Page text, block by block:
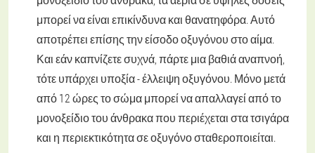
μπορεί να είναι επικίνδυνα και θανατηφόρα. Αυτό
αποτρέπει επίσης την είσοδο οξυγόνου στο αίμα.
Και εάν καπνίζετε συχνά, πάρτε μια βαθιά αναπνοή,
τότε υπάρχει υποξία - έλλειψη οξυγόνου. Μόνο μετά
από 12 ώρες το σώμα μπορεί να απαλλαγεί από το
μονοξείδιο του άνθρακα που περιέχεται στα τσιγάρα
και η περιεκτικότητα σε οξυγόνο σταθεροποιείται.